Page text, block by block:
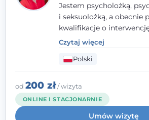
Jestem psycholożką,
i seksuolożką, a obecnie
kwalifikacje o
Pracuję w nurcie terapii
metody o potwierdzonej
Towarzyszę młodzieży,
radzeniu sobie z
doświadczeniami tak, by
Czytaj więcej
Polski
od 200 zł/ wizyta
ONLINE I STACJONARNIE
Umów wizytę